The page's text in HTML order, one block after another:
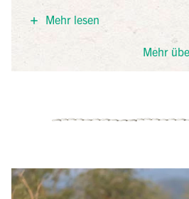
Elizabeth Nationalpark sowie bis
Lake George und sogar dem
Der Außenpool lädt nicht nur zu
Erfrischung ein, sondern
Mehr lesen
Mehr